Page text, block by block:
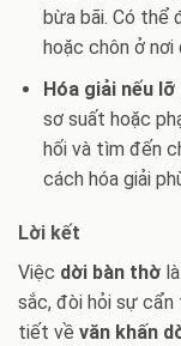
bừa bãi. Có thể
hoặc chôn ở nơi
Hóa giải nếu lỡ
sơ suất hoặc
hối và tìm đến
cách hóa giải
Lời kết
Việc dời bàn thờ
sắc, đòi hỏi sự cẩn
tiết về văn khấn